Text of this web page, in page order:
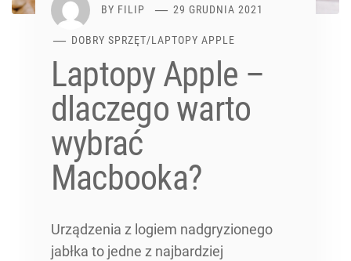
BY FILIP 29 GRUDNIA 2021
DOBRY SPRZĘT/LAPTOPY APPLE
Laptopy Apple –
dlaczego warto
wybrać
Macbooka?
Urządzenia z logiem nadgryzionego
jabłka to jedne z najbardziej